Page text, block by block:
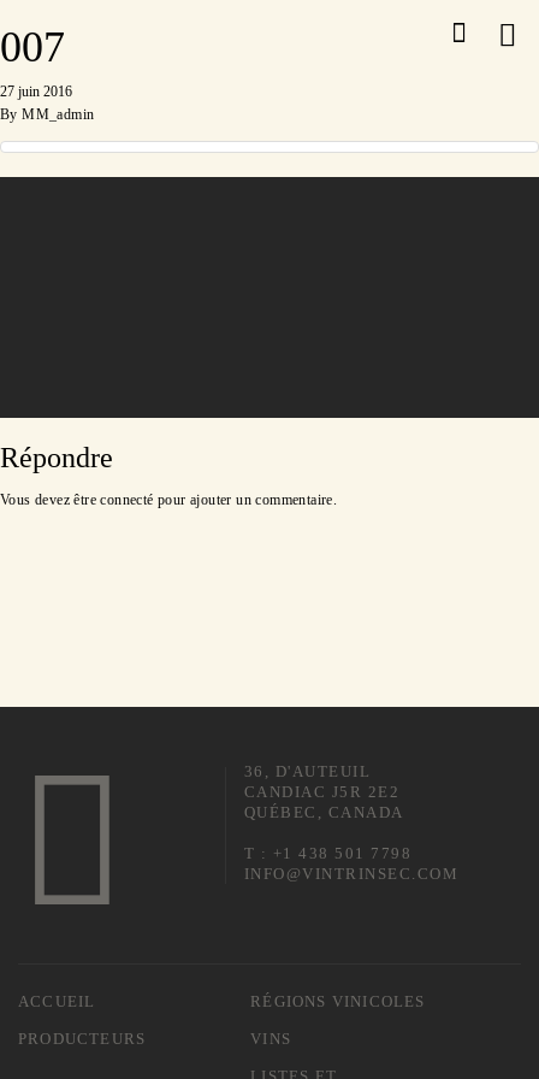
007
27 juin 2016
ByMM_admin
Répondre
Vous devez êtreconnecté pour ajouter un commentaire.
36, D'AUTEUIL
CANDIAC J5R 2E2
QUÉBEC, CANADA
T : +1 438 501 7798
INFO@VINTRINSEC.COM
ACCUEIL RÉGIONS VINICOLES
PRODUCTEURS VINS